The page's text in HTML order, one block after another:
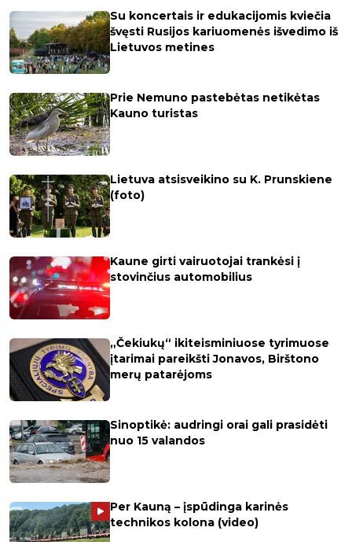
Su koncertais ir edukacijomis kviečia
švęsti Rusijos kariuomenės išvedimo iš
Lietuvos metines
Prie Nemuno pastebėtas netikėtas
Kauno turistas
Lietuva atsisveikino su K. Prunskiene
(foto)
Kaune girti vairuotojai trankėsi į
stovinčius automobilius
„Čekiukų“ ikiteisminiuose tyrimuose
įtarimai pareikšti Jonavos, Birštono
merų patarėjoms
Sinoptikė: audringi orai gali prasidėti
nuo 15 valandos
Per Kauną – įspūdinga karinės
technikos kolona (video)